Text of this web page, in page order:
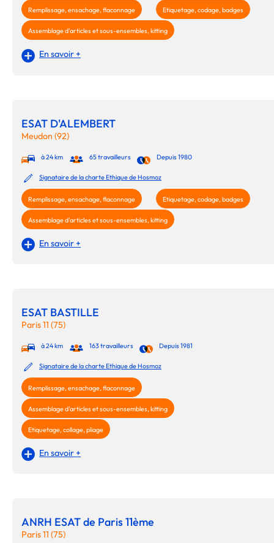
Remplissage, ensachage, flaconnage Etiquetage, codage, badges
Assemblage d'articles et sous-ensembles, kitting
En savoir +
ESAT D'ALEMBERT
Meudon (92)
à 24 km 65 travailleurs Depuis 1980
Signataire de la charte Ethique de Hosmoz
Remplissage, ensachage, flaconnage Etiquetage, codage, badges
Assemblage d'articles et sous-ensembles, kitting
En savoir +
ESAT BASTILLE
Paris 11 (75)
à 24 km 163 travailleurs Depuis 1981
Signataire de la charte Ethique de Hosmoz
Remplissage, ensachage, flaconnage
Assemblage d'articles et sous-ensembles, kitting
Etiquetage, collage, pliage
En savoir +
ANRH ESAT de Paris 11ème
Paris 11 (75)